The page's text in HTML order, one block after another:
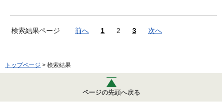
検索結果ページ 前へ 1 2 3 次へ
トップページ > 検索結果
ページの先頭へ戻る